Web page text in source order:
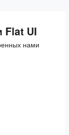
Flat UI
нами